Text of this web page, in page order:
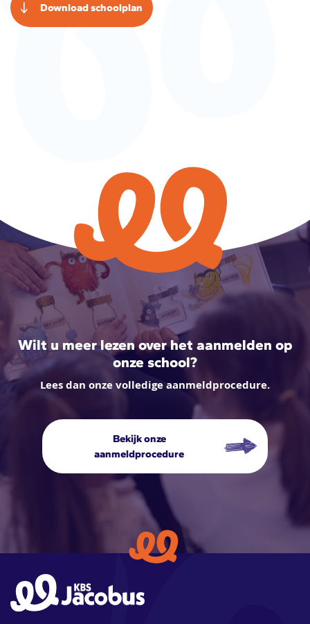
Download schoolplan
Wilt u meer lezen over het aanmelden op
onze school?
Lees dan onze volledige aanmeldprocedure.
Bekijk onze
aanmeldprocedure